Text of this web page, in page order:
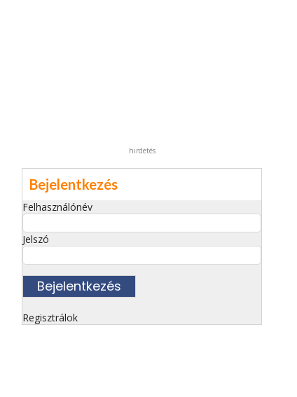
hirdetés
Bejelentkezés
Felhasználónév
Jelszó
Regisztrálok